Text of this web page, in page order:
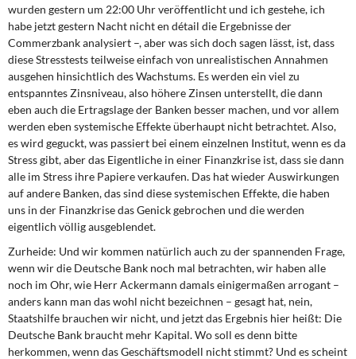
wurden gestern um 22:00 Uhr veröffentlicht und ich gestehe, ich
habe jetzt gestern Nacht nicht en détail die Ergebnisse der
Commerzbank analysiert –, aber was sich doch sagen lässt, ist, dass
diese Stresstests teilweise einfach von unrealistischen Annahmen
ausgehen hinsichtlich des Wachstums. Es werden ein viel zu
entspanntes Zinsniveau, also höhere Zinsen unterstellt, die dann
eben auch die Ertragslage der Banken besser machen, und vor allem
werden eben systemische Effekte überhaupt nicht betrachtet. Also,
es wird geguckt, was passiert bei einem einzelnen Institut, wenn es da
Stress gibt, aber das Eigentliche in einer Finanzkrise ist, dass sie dann
alle im Stress ihre Papiere verkaufen. Das hat wieder Auswirkungen
auf andere Banken, das sind diese systemischen Effekte, die haben
uns in der Finanzkrise das Genick gebrochen und die werden
eigentlich völlig ausgeblendet.
Zurheide: Und wir kommen natürlich auch zu der spannenden Frage,
wenn wir die Deutsche Bank noch mal betrachten, wir haben alle
noch im Ohr, wie Herr Ackermann damals einigermaßen arrogant –
anders kann man das wohl nicht bezeichnen – gesagt hat, nein,
Staatshilfe brauchen wir nicht, und jetzt das Ergebnis hier heißt: Die
Deutsche Bank braucht mehr Kapital. Wo soll es denn bitte
herkommen, wenn das Geschäftsmodell nicht stimmt? Und es scheint